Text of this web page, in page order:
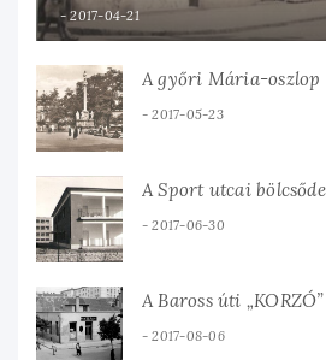
2017-04-21
A győri Mária-oszlop
2017-05-23
A Sport utcai
2017-06-30
A Baross úti
2017-08-06